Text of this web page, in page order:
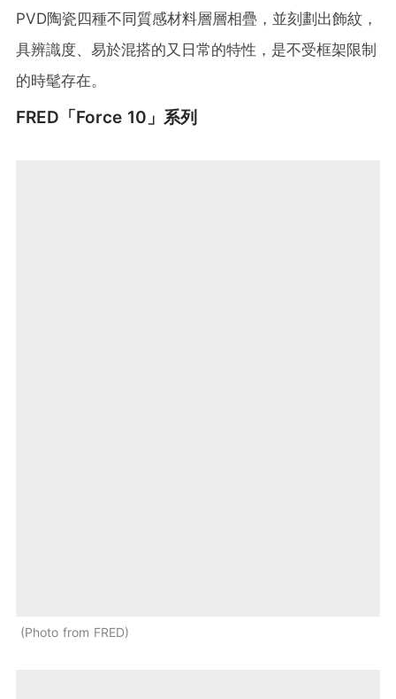
PVD陶瓷四種不同質感材料層層相疊，並刻劃出飾紋，
具辨識度、易於混搭的又日常的特性，是不受框架限制
的時髦存在。
FRED「Force 10」系列
Photo from FRED